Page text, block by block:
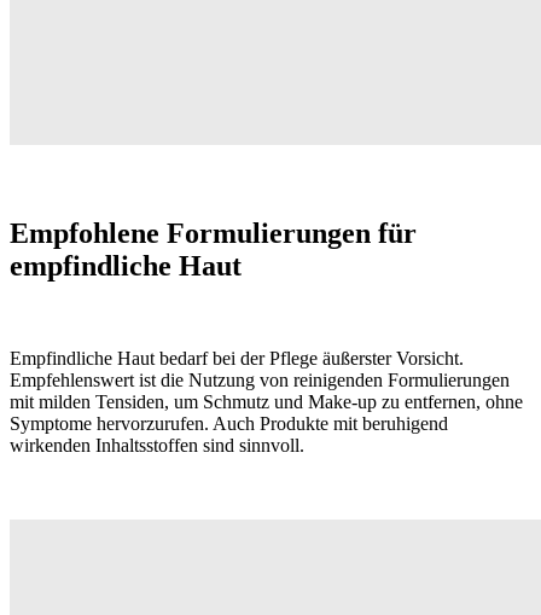
Empfohlene Formulierungen für
empfindliche Haut
Empfindliche Haut bedarf bei der Pflege äußerster Vorsicht.
Empfehlenswert ist die Nutzung von reinigenden Formulierungen
mit milden Tensiden, um Schmutz und Make-up zu entfernen, ohne
Symptome hervorzurufen. Auch Produkte mit beruhigend
wirkenden Inhaltsstoffen sind sinnvoll.